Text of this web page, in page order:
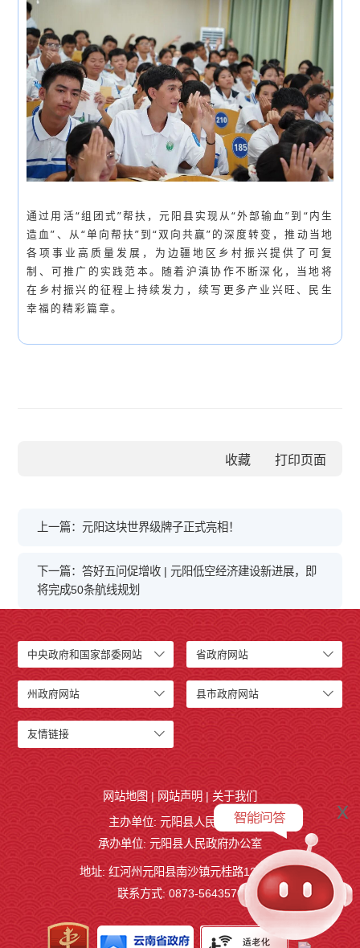
通过用活“组团式”帮扶，元阳县实现从“外部输血”到“内生
造血”、从“单向帮扶”到“双向共赢”的深度转变，推动当地
各项事业高质量发展，为边疆地区乡村振兴提供了可复
制、可推广的实践范本。随着沪滇协作不断深化，当地将
在乡村振兴的征程上持续发力，续写更多产业兴旺、民生
幸福的精彩篇章。
收藏
上一篇：元阳这块世界级牌子正式亮相！
下一篇：答好五问促增收 | 元阳低空经济建设新进展，即
将完成50条航线规划
中央政府和国家部委网站 省政府网站
州政府网站 县市政府网站
友情链接
x
网站地图 | 网站声明 | 关于我们
主办单位: 元阳县人民政府
承办单位: 元阳县人民政府办公室
地址: 红河州元阳县南沙镇元桂路12号
联系方式: 0873-5643570